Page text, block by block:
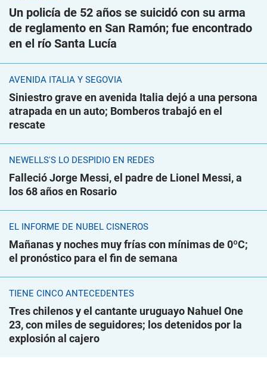
Un policía de 52 años se suicidó con su arma
de reglamento en San Ramón; fue encontrado
en el río Santa Lucía
AVENIDA ITALIA Y SEGOVIA
Siniestro grave en avenida Italia dejó a una persona
atrapada en un auto; Bomberos trabajó en el
rescate
NEWELLS'S LO DESPIDIÓ EN REDES
Falleció Jorge Messi, el padre de Lionel Messi, a
los 68 años en Rosario
EL INFORME DE NUBEL CISNEROS
Mañanas y noches muy frías con mínimas de 0ºC;
el pronóstico para el fin de semana
TIENE CINCO ANTECEDENTES
Tres chilenos y el cantante uruguayo Nahuel One
23, con miles de seguidores; los detenidos por la
explosión al cajero